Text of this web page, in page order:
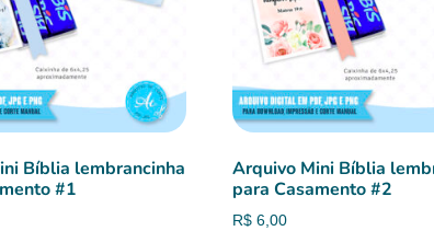
Bíblia lembrancinha
#1
Arquivo Mini Bíblia
para Casamento #2
R$ 6,00